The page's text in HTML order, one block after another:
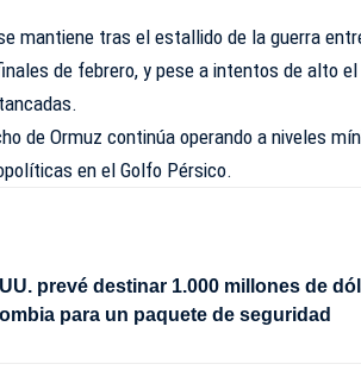
mantiene tras el estallido de la guerra
de febrero, y pese a intentos de alto
de Ormuz continúa operando a niveles
en el Golfo Pérsico.
prevé destinar 1.000 millones de
para un paquete de seguridad